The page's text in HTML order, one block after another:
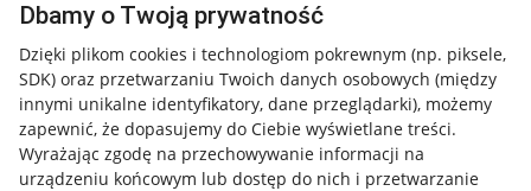
Dbamy o Twoją prywatność
Dzięki plikom cookies i technologiom pokrewnym (np. piksele,
SDK) oraz przetwarzaniu Twoich danych osobowych (między
innymi unikalne identyfikatory, dane przeglądarki), możemy
zapewnić, że dopasujemy do Ciebie wyświetlane treści.
Wyrażając zgodę na przechowywanie informacji na
urządzeniu końcowym lub dostęp do nich i przetwarzanie